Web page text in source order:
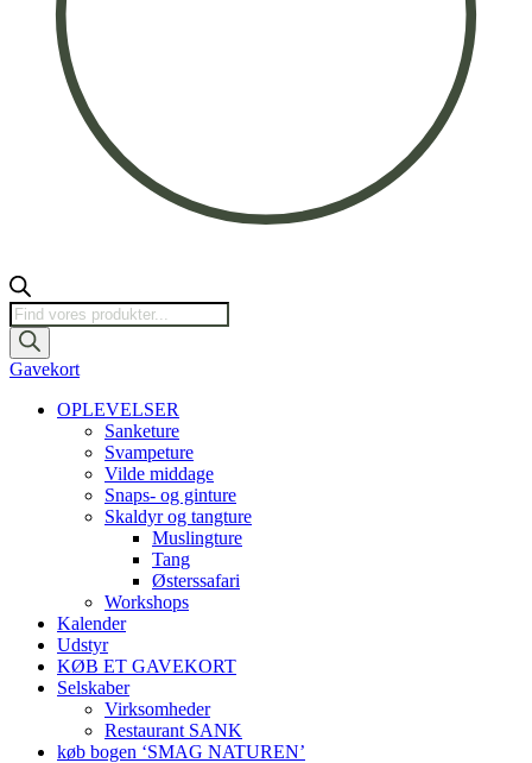
Products
search
Gavekort
OPLEVELSER
Sanketure
Svampeture
Vilde middage
Snaps- og ginture
Skaldyr og tangture
Muslingture
Tang
Østerssafari
Workshops
Kalender
Udstyr
KØB ET GAVEKORT
Selskaber
Virksomheder
Restaurant SANK
køb bogen ‘SMAG NATUREN’